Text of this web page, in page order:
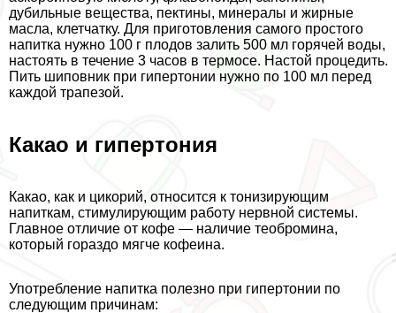
дубильные вещества, пектины, минералы и жирные
масла, клетчатку. Для приготовления самого простого
напитка нужно 100 г плодов залить 500 мл горячей воды,
настоять в течение 3 часов в термосе. Настой процедить.
Пить шиповник при гипертонии нужно по 100 мл перед
каждой трапезой.
Какао и гипертония
Какао, как и цикорий, относится к тонизирующим
напиткам, стимулирующим работу нервной системы.
Главное отличие от кофе — наличие теобромина,
который гораздо мягче кофеина.
Употрeбление напитка полезно при гипертонии по
следующим причинам: